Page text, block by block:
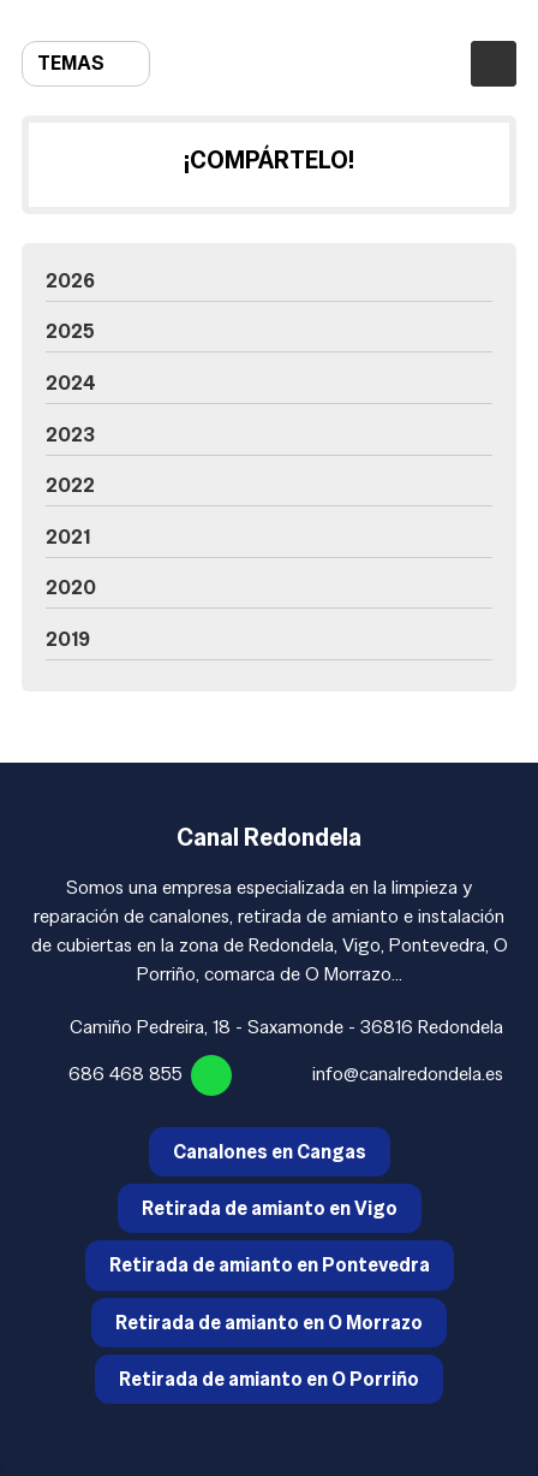
TEMAS
¡COMPÁRTELO!
2026
2025
2024
2023
2022
2021
2020
2019
Canal Redondela
Somos una empresa especializada en la limpieza y
reparación de canalones, retirada de amianto e instalación
de cubiertas en la zona de Redondela, Vigo, Pontevedra, O
Porriño, comarca de O Morrazo...
Camiño Pedreira, 18 - Saxamonde - 36816 Redondela
686 468 855
info@canalredondela.es
Canalones en Cangas
Retirada de amianto en Vigo
Retirada de amianto en Pontevedra
Retirada de amianto en O Morrazo
Retirada de amianto en O Porriño